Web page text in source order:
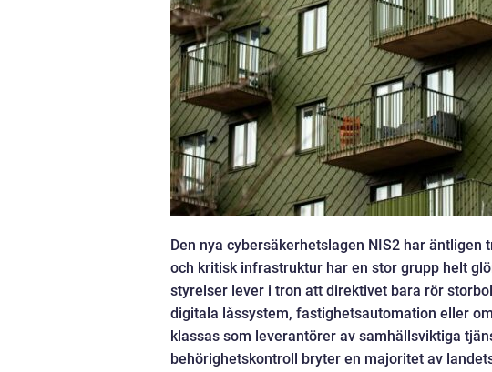
Den nya cybersäkerhetslagen NIS2 har
och kritisk infrastruktur har en stor grupp helt
styrelser lever i tron att direktivet bara rör
digitala låssystem, fastighetsautomation eller
klassas som leverantörer av samhällsviktiga
behörighetskontroll bryter en majoritet av